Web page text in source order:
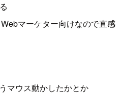
マーケター向けなので直感
マウス動かしたかとか